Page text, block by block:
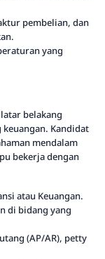
pembelian, dan
yang
belakang
Kandidat
mendalam
bekerja dengan
atau Keuangan.
di bidang yang
(AP/AR), petty